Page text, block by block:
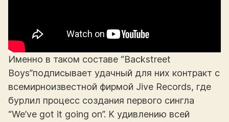
Именно в таком составе “Backstreet
Boys”подписывает удачный для них контракт с
всемирноизвестной фирмой Jive Records, где
бурлил процесс создания первого сингла
“We’ve got it going on”. К удивлению всей